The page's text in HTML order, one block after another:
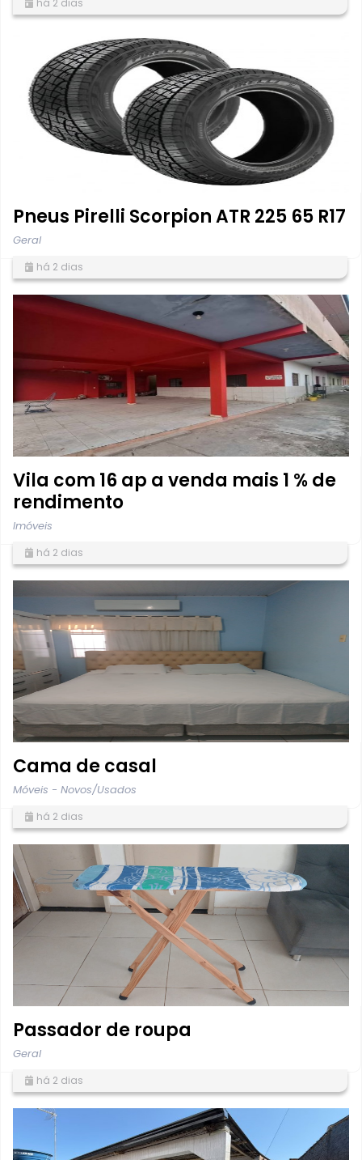
Pneus Pirelli Scorpion ATR 225 65 R17
Geral
há 2 dias
Vila com 16 ap a venda mais 1 % de
rendimento
Imóveis
há 2 dias
Cama de casal
Móveis - Novos/Usados
há 2 dias
Passador de roupa
Geral
há 2 dias